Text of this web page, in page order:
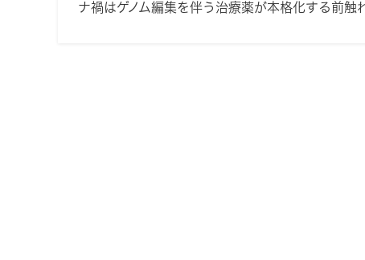
ナ禍はゲノム編集を伴う治療薬が本格化する前触